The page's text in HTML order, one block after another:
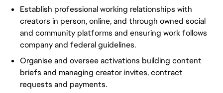
Establish professional working relationships with
creators in person, online, and through owned social
and community platforms and ensuring work follows
company and federal guidelines.
Organise and oversee activations building content
briefs and managing creator invites, contract
requests and payments.